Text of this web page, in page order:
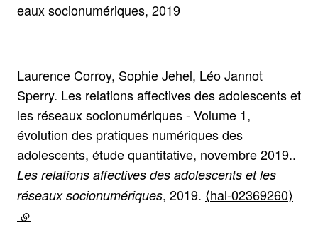
eaux socionumériques, 2019
Laurence Corroy, Sophie Jehel, Léo Jannot
Sperry. Les relations affectives des adolescents et
les réseaux socionumériques - Volume 1,
évolution des pratiques numériques des
adolescents, étude quantitative, novembre 2019..
Les relations affectives des adolescents et les
réseaux socionumériques, 2019. ⟨hal-02369260⟩
(lien externe)